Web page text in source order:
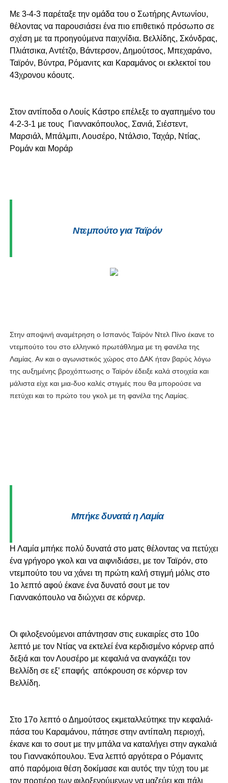
Με 3-4-3 παρέταξε την ομάδα του ο Σωτήρης Αντωνίου,
θέλοντας να παρουσιάσει ένα πιο επιθετικό πρόσωπο σε
σχέση με τα προηγούμενα παιχνίδια. Βελλίδης, Σκόνδρας,
Πλιάτσικα, Αντέτζο, Βάντερσον, Δημούτσος, Μπεχαράνο,
Ταϊρόν, Βύντρα, Ρόμανιτς και Καραμάνος οι εκλεκτοί του
43χρονου κόουτς.
Στον αντίποδα ο Λουίς Κάστρο επέλεξε το αγαπημένο του
4-2-3-1 με τους
Γιαννακόπουλος, Σανιά, Σιέστεντ,
Μαρσιάλ, Μπάλμπι, Λουσέρο, Ντάλσιο, Ταχάρ, Ντίας,
Ρομάν και Μοράρ
Ντεμπούτο για Ταϊρόν
Στην αποψινή αναμέτρηση ο Ισπανός Ταϊρόν Ντελ Πίνο έκανε το
ντεμπούτο του στο ελληνικό πρωτάθλημα με τη φανέλα της
Λαμίας. Αν και ο αγωνιστικός χώρος στο ΔΑΚ ήταν βαρύς λόγω
της αυξημένης βροχόπτωσης ο Ταϊρόν έδειξε καλά στοιχεία και
μάλιστα είχε και μια-δυο καλές στιγμές που θα μπορούσε να
πετύχει και το πρώτο του γκολ με τη φανέλα της Λαμίας.
Μπήκε δυνατά η Λαμία
Η Λαμία μπήκε πολύ δυνατά στο ματς θέλοντας να πετύχει
ένα γρήγορο γκολ και να αιφνιδιάσει, με τον Ταϊρόν, στο
ντεμπούτο του να χάνει τη πρώτη καλή στιγμή μόλις στο
1ο λεπτό αφού έκανε ένα δυνατό σουτ με τον
Γιαννακόπουλο να διώχνει σε κόρνερ.
Οι φιλοξενούμενοι απάντησαν στις ευκαιρίες στο 10ο
λεπτό με τον Ντίας να εκτελεί ένα κερδισμένο κόρνερ από
δεξιά και τον Λουσέρο με κεφαλιά να αναγκάζει τον
Βελλίδη σε εξ’ επαφής απόκρουση σε κόρνερ τον
Βελλίδη.
Στο 17ο λεπτό ο Δημούτσος εκμεταλλεύτηκε την κεφαλιά-
πάσα του Καραμάνου, πάτησε στην αντίπαλη περιοχή,
έκανε και το σουτ με την μπάλα να καταλήγει στην αγκαλιά
του Γιαννακόπουλου. Ένα λεπτό αργότερα ο Ρόμανιτς
από παρόμοια θέση δοκίμασε και αυτός την τύχη του με
τον πορτιέρο των φιλοξενούμενων να μαζεύει και πάλι